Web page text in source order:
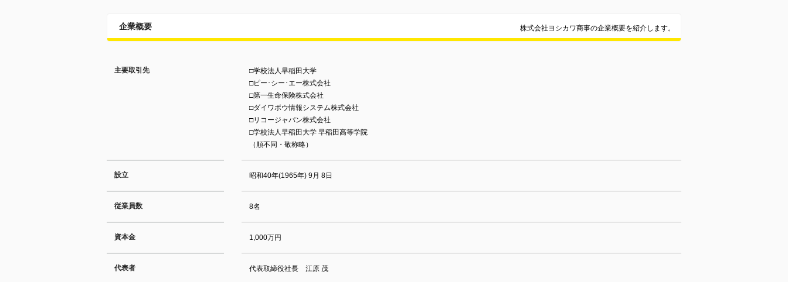
企業概要 株式会社ヨシカワ商事の企業概要を紹介します。
主要取引先
□学校法人早稲田大学
□ピー･シー･エー株式会社
□第一生命保険株式会社
□ダイワボウ情報システム株式会社
□リコージャパン株式会社
□学校法人早稲田大学 早稲田高等学院
（順不同・敬称略）
設立 昭和40年(1965年) 9月 8日
従業員数 8名
資本金 1,000万円
代表者 代表取締役社長 江原 茂